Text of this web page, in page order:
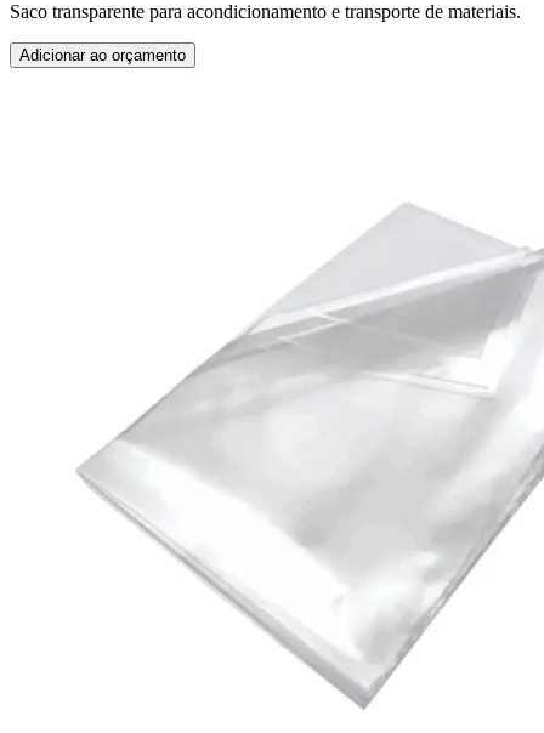
Saco transparente para acondicionamento e transporte de materiais.
Adicionar ao orçamento